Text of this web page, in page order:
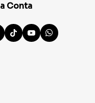
Conta